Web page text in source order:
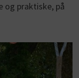
og praktiske, på